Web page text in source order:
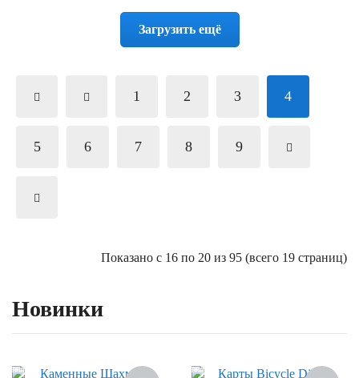
Загрузить ещё
1 2 3 4
5 6 7 8 9
Показано с 16 по 20 из 95 (всего 19 страниц)
Новинки
Новинка Новинка